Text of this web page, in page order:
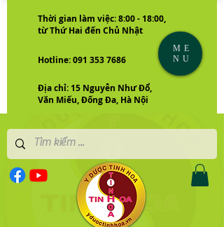
Thời gian làm việc: 8:00 - 18:00,
từ Thứ Hai đến Chủ Nhật
Hotline: 091 353 7686
Địa chỉ: 15 Nguyễn Như Đổ,
Văn Miếu, Đống Đa, Hà Nội
ME
NU